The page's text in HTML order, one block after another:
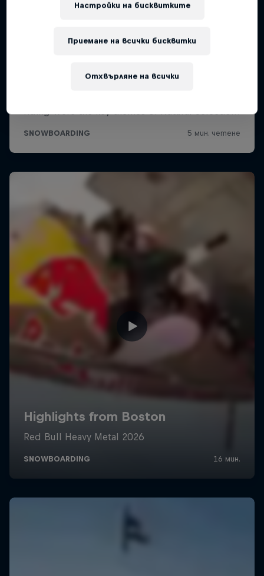
Настройки на бисквитките
Отхвърляне на всички
Приемане на всички бисквитки